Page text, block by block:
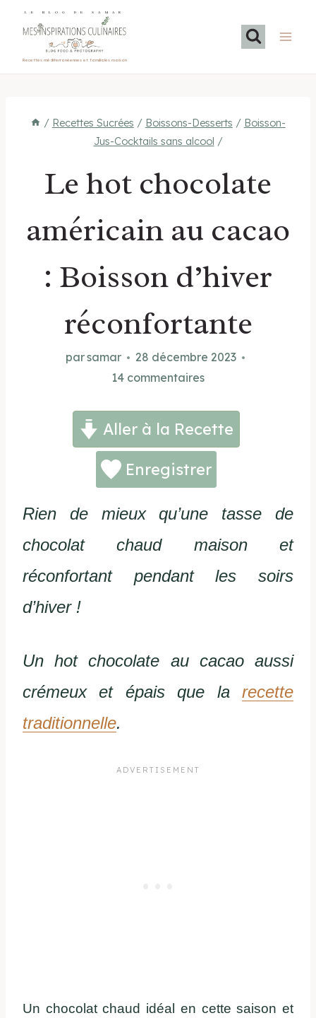
LE BLOG DE SAMAR
Recettes méditerranéennes et familiales maison
/ Recettes Sucrées / Boissons-Desserts / Boisson-
Jus-Cocktails sans alcool /
Le hot chocolate
américain au cacao
: Boisson d’hiver
réconfortante
parsamar
28 décembre 2023
14 commentaires
Aller à la Recette
Enregistrer
Rien de mieux qu’une tasse de
chocolat chaud maison et
réconfortant pendant les soirs
d’hiver !
Un hot chocolate au cacao aussi
crémeux et épais que la recette
traditionnelle.
Un chocolat chaud idéal en cette saison et